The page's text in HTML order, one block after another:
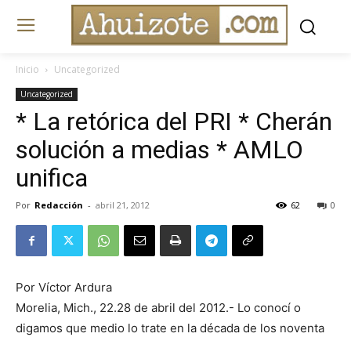
Inicio Uncategorized
Uncategorized
* La retórica del PRI * Cherán
solución a medias * AMLO
unifica
Por Redacción - abril 21, 2012 0
62
Por Víctor Ardura
Morelia, Mich., 22.28 de abril del 2012.- Lo conocí o
digamos que medio lo trate en la década de los noventa